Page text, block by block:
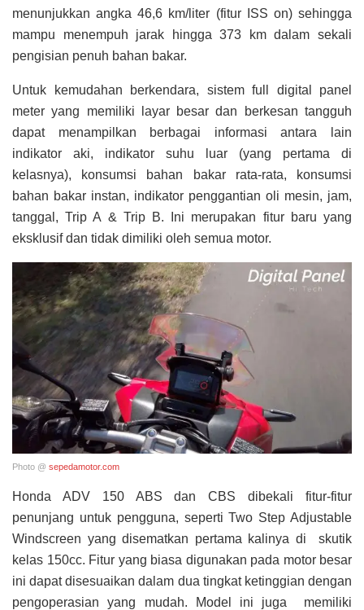
menunjukkan angka 46,6 km/liter (fitur ISS on) sehingga
mampu menempuh jarak hingga 373 km dalam sekali
pengisian penuh bahan bakar.
Untuk kemudahan berkendara, sistem full digital panel
meter yang memiliki layar besar dan berkesan tangguh
dapat menampilkan berbagai informasi antara lain
indikator aki, indikator suhu luar (yang pertama di
kelasnya), konsumsi bahan bakar rata-rata, konsumsi
bahan bakar instan, indikator penggantian oli mesin, jam,
tanggal, Trip A & Trip B. Ini merupakan fitur baru yang
eksklusif dan tidak dimiliki oleh semua motor.
Photo @ sepedamotor.com
Honda ADV 150 ABS dan CBS dibekali fitur-fitur
penunjang untuk pengguna, seperti Two Step Adjustable
Windscreen yang disematkan pertama kalinya di skutik
kelas 150cc. Fitur yang biasa digunakan pada motor besar
ini dapat disesuaikan dalam dua tingkat ketinggian dengan
pengoperasian yang mudah. Model ini juga memiliki